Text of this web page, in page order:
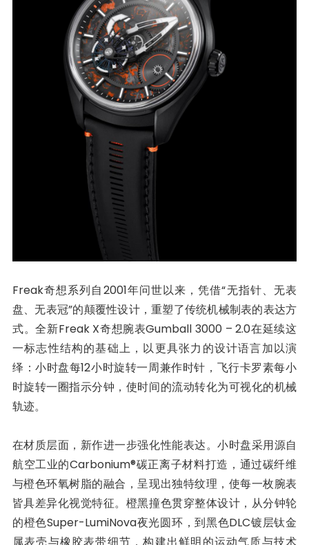
Freak奇想系列自2001年问世以来，凭借“无指针、无表
盘、无表冠”的颠覆性设计，重塑了传统机械制表的表达方
式。全新Freak X奇想腕表Gumball 3000 – 2.0在延续这
一标志性结构的基础上，以更具张力的设计语言加以演
绎：小时盘每12小时旋转一周兼作时针，飞行卡罗素每小
时旋转一圈指示分钟，使时间的流动转化为可视化的机械
轨迹。
在材质层面，新作进一步强化性能表达。小时盘采用源自
航空工业的Carbonium®碳正离子材料打造，通过碳纤维
与橙色环氧树脂的融合，呈现出独特纹理，使每一枚腕表
皆具差异化视觉特征。橙黑撞色贯穿整体设计，从分钟轮
的橙色Super-LumiNova夜光圆环，到黑色DLC镀层钛金